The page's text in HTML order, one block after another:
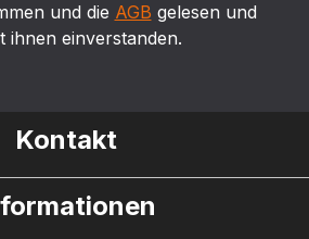
und die AGB gelesen und
ihnen einverstanden.
Kontakt